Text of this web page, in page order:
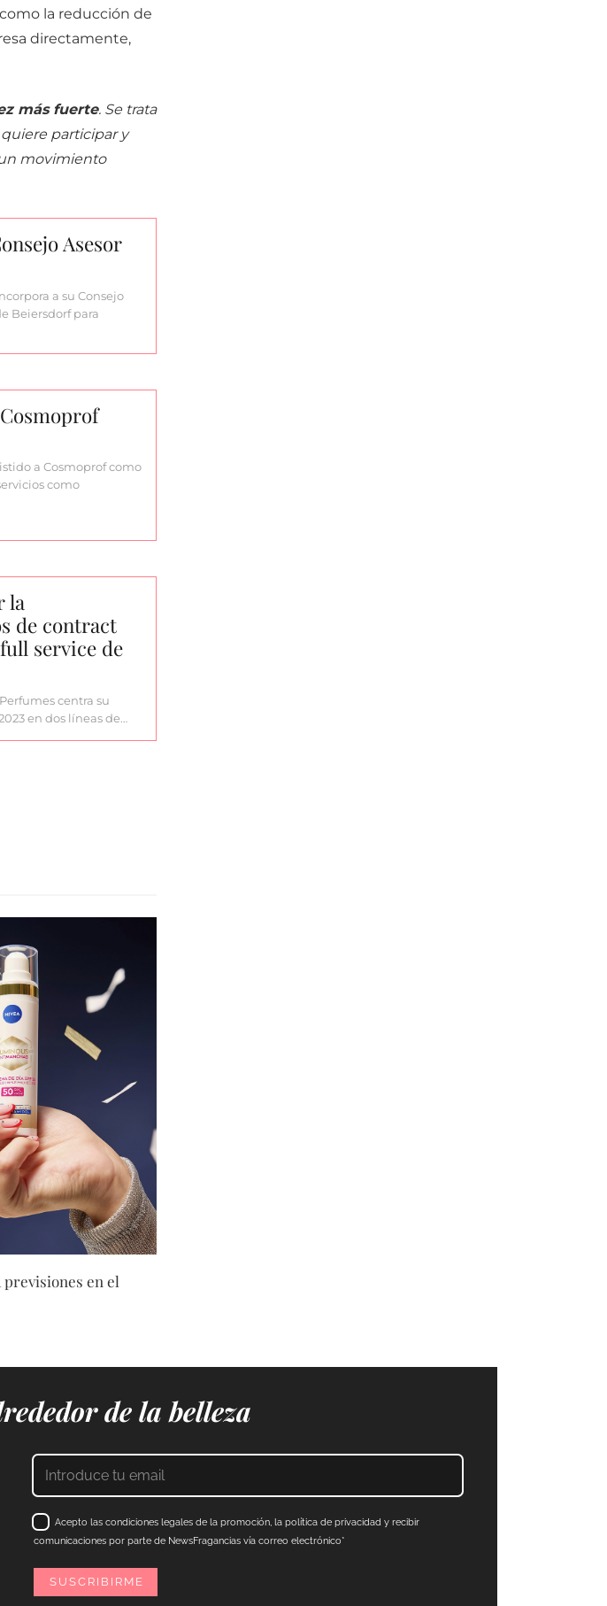
la reducción de
directamente,
más fuerte. Se trata
participar y
movimiento
Asesor
a su Consejo
Beiersdorf para
a Cosmoprof como
como
la
de contract
service de
centra su
en dos líneas de…
en el
de la belleza
Acepto las condiciones legales de la promoción, la política de privacidad y recibir
comunicaciones por parte de NewsFragancias vía correo electrónico*